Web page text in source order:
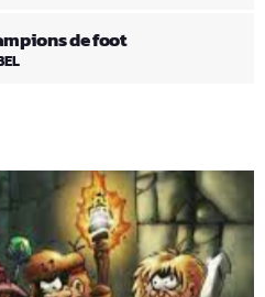
de foot